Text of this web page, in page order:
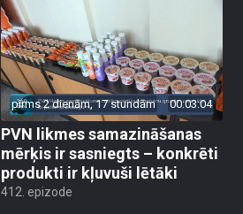
pirms 2 dienām, 17 stundām 00:03:04
PVN likmes samazināšanas
mērķis ir sasniegts – konkrēti
produkti ir kļuvuši lētāki
412. epizode